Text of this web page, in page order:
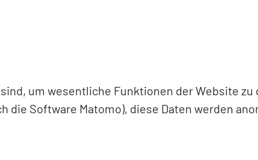
um wesentliche Funktionen der Website
Software Matomo), diese Daten werden